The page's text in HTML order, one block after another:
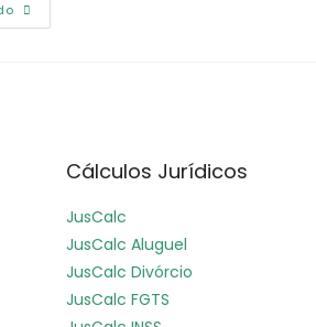
Cálculos Jurídicos
JusCalc
JusCalc Aluguel
JusCalc Divórcio
JusCalc FGTS